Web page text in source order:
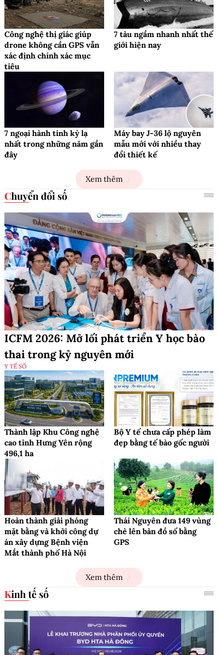
Công nghệ thị giác giúp
drone không cần GPS vẫn
xác định chính xác mục
tiêu
7 tàu ngầm nhanh nhất thế
giới hiện nay
7 ngoại hành tinh kỳ lạ
nhất trong những năm gần
đây
Máy bay J-36 lộ nguyên
mẫu mới với nhiều thay
đổi thiết kế
Xem thêm
Chuyển đổi số
ICFM 2026: Mở lối phát triển Y học bào
thai trong kỷ nguyên mới
Y TẾ SỐ
Thành lập Khu Công nghệ
cao tỉnh Hưng Yên rộng
496,1 ha
Bộ Y tế chưa cấp phép làm
đẹp bằng tế bào gốc người
Hoàn thành giải phóng
mặt bằng và khởi công dự
án xây dựng Bệnh viện
Mắt thành phố Hà Nội
Thái Nguyên đưa 149 vùng
chè lên bản đồ số bằng
GPS
Xem thêm
Kinh tế số